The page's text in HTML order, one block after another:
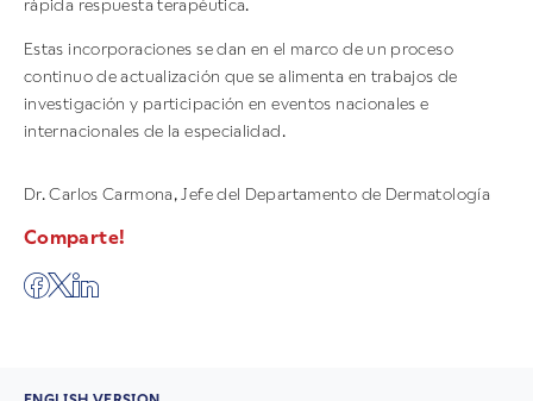
rápida respuesta terapéutica.
Estas incorporaciones se dan en el marco de un proceso
continuo de actualización que se alimenta en trabajos de
investigación y participación en eventos nacionales e
internacionales de la especialidad.
Dr. Carlos Carmona, Jefe del Departamento de Dermatología
Comparte!